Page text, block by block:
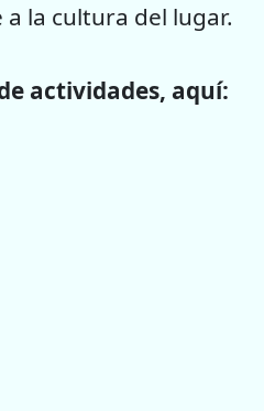
la cultura del lugar.
actividades, aquí: